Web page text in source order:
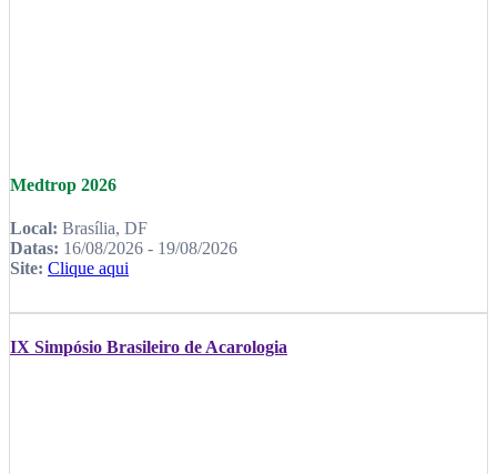
Medtrop 2026
Local: Brasília, DF
Datas: 16/08/2026 - 19/08/2026
Site: Clique aqui
IX Simpósio Brasileiro de Acarologia